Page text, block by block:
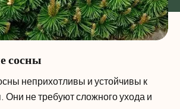
сосны
неприхотливы и устойчивы к
Они не требуют сложного ухода и